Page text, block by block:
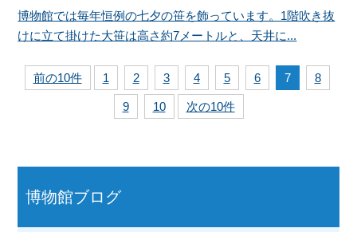
博物館ブログ
博物館では毎年恒例の七夕の笹を飾っています。1階吹き抜
けに立て掛けた大笹は高さ約7メートルと、天井に...
前の10件 1 2 3 4 5 6 7 8
9 10 次の10件